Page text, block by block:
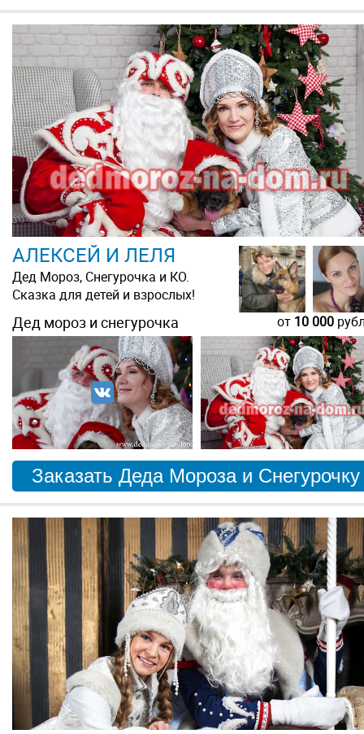
АЛЕКСЕЙ И ЛЕЛЯ
Дед Мороз, Снегурочка и КО.
Сказка для детей и взрослых!
Дед мороз и снегурочка от 10 000
Заказать Деда Мороза и Снегурочку